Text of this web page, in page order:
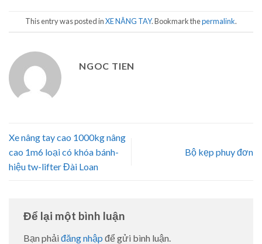
This entry was posted inXE NÂNG TAY. Bookmark thepermalink.
NGOC TIEN
Xe nâng tay cao 1000kg nâng
cao 1m6 loại có khóa bánh-
hiệu tw-lifter Đài Loan
Bộ kẹp phuy đơn
Để lại một bình luận
Bạn phải đăng nhập để gửi bình luận.